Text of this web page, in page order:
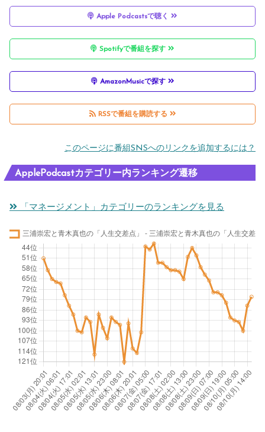
Apple Podcastsで聴く
Spotifyで番組を探す
AmazonMusicで探す
RSSで番組を購読する
このページに番組SNSへのリンクを追加するには？
ApplePodcastカテゴリー内ランキング遷移
「マネージメント」カテゴリーのランキングを見る